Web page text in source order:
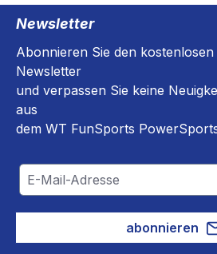
Newsletter
Abonnieren Sie den
Newsletter
und verpassen Sie keine
aus
dem WT FunSports
abonnieren